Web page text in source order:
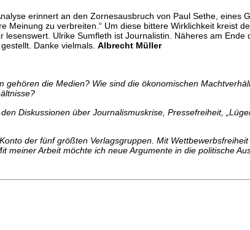
erinnert an den Zornesausbruch von Paul Sethe,
Meinung zu verbreiten.“ Um diese bittere Wirklichkeit kreist
lesenswert. Ulrike Sumfleth ist Journalistin. Näheres am Ende
Danke vielmals.Albrecht Müller
gehören die Medien? Wie sind die ökonomischen
Diskussionen über Journalismuskrise, Pressefreiheit,
der fünf größten Verlagsgruppen. Mit
Arbeit möchte ich neue Argumente in die politische